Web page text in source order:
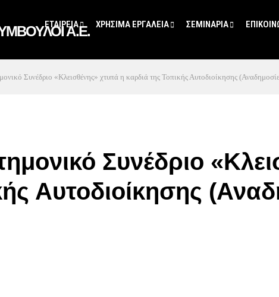
ΕΤΑΙΡΕΙΑ ΧΡΗΣΙΜΑ ΕΡΓΑΛΕΙΑ ΣΕΜΙΝΑΡΙΑ
Συνέδριο «Κλεισθένης» χτυπά η καρδιά της Τοπικής Αυτοδιοίκησης
Συνέδριο
Αυτοδιοίκησης